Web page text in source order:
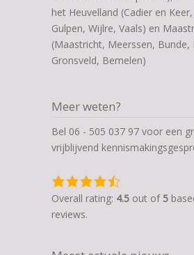
het Heuvelland (Cadier en
Gulpen, Wijlre, Vaals) en
(Maastricht, Meerssen, Bunde,
Gronsveld, Bemelen)
Meer weten?
Bel 06 - 505 037 97 voor een
vrijblijvend
4,5
rating
based
Overall rating: 4.5 out of 5
reviews.